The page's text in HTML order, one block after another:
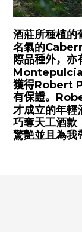
酒莊所種植的
名氣的C
際品種外，亦
獲得Robert
有保證。
才成立的年輕
巧奪天工酒款
驚艷並且為我